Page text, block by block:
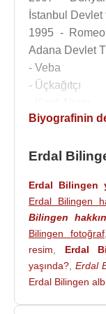
İstanbul Devlet
1995 -
Adana Devlet
- Veba
- Üçkağıtçı
- Oyunun
- Toroslardan
- Midas’ın
- Cadı Kazanı
- Mevlana
Filmleri ve
Oyuncu:
2015 - Kırgın
2013 -
Biyografinin
Erdal
Erdal Bilingen
Erdal Bilingen
Bilingen
Bilingen fotoğraf
resim
Erdal
yaşında? Erdal
Erdal Bilingen